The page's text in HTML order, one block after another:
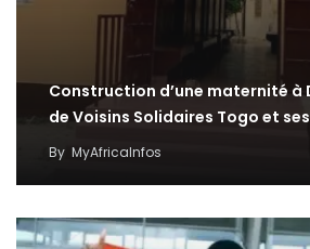
Construction d’une maternité à
de Voisins Solidaires Togo et
By MyAfricaInfos